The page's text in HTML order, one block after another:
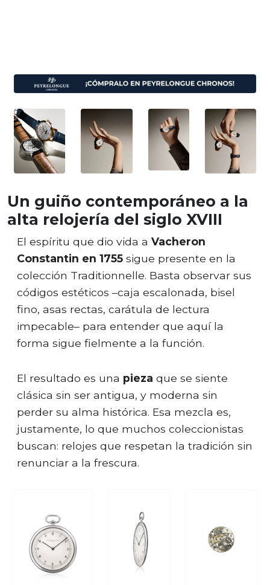
Un guiño contemporáneo a la
alta relojería del siglo XVIII
El espíritu que dio vida a Vacheron
Constantin en 1755 sigue presente en la
colección Traditionnelle. Basta observar sus
códigos estéticos –caja escalonada, bisel
fino, asas rectas, carátula de lectura
impecable– para entender que aquí la
forma sigue fielmente a la función.
El resultado es una pieza que se siente
clásica sin ser antigua, y moderna sin
perder su alma histórica. Esa mezcla es,
justamente, lo que muchos coleccionistas
buscan: relojes que respetan la tradición sin
renunciar a la frescura.